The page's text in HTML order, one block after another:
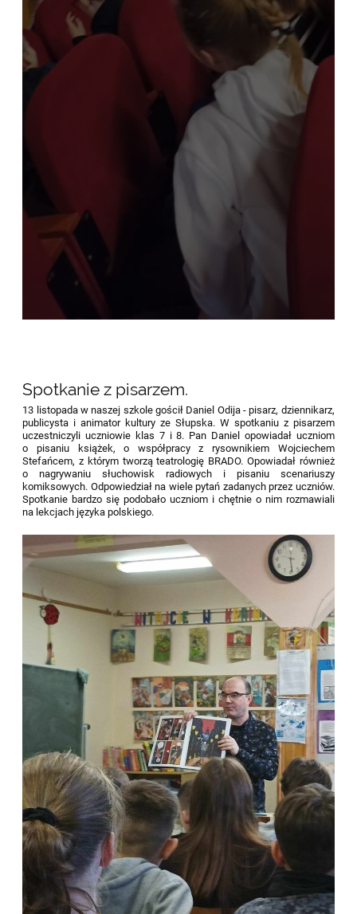
Spotkanie z pisarzem.
13 listopada w naszej szkole gościł Daniel Odija - pisarz, dziennikarz,
publicysta i animator kultury ze Słupska. W spotkaniu z pisarzem
uczestniczyli uczniowie klas 7 i 8. Pan Daniel opowiadał uczniom
o pisaniu książek, o współpracy z rysownikiem Wojciechem
Stefańcem, z którym tworzą teatrologię BRADO. Opowiadał również
o nagrywaniu słuchowisk radiowych i pisaniu scenariuszy
komiksowych. Odpowiedział na wiele pytań zadanych przez uczniów.
Spotkanie bardzo się podobało uczniom i chętnie o nim rozmawiali
na lekcjach języka polskiego.